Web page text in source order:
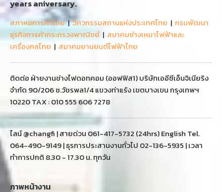
years aniversary.
สภาหอการค้าไทย|วิศวกรรมสถานแห่งประเทศไทย | กรมพัฒนา
ธุรกิจการค้ากระทรวงพาณิชย์| สมาคมช่างเหมาไฟฟ้าและ
เครื่องกลไทย | สมาคมยานยนต์ไฟฟ้าไทย
ติดต่อ ฝ่ายงานช่างไฟดอทคอม (ออฟฟิส1) บริษัทเออีซีเอ็นจิเนียริง
จำกัด 90/206 ซ.วัชรพล1/4 แขวงท่าแร้ง เขตบางเขน กรุงเทพฯ
10220 TAX : 010 555 606 7278
ไลน์ @changfi | สายด่วน 061-417-5732 (24hrs) English Tel.
064-490-9149 | ธุรการประสานงานทั่วไป 02-136-5935 | เวลา
ทำการปกติ 8.30 - 17.30 น. ทุกวัน
ภาพหน้างาน